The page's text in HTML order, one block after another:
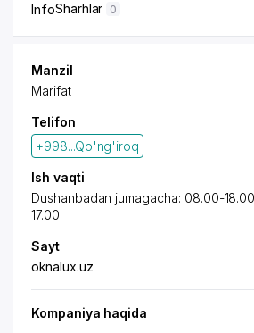
InfoSharhlar 0
Manzil
Marifat
Telifon
+998...Qo'ng'iroq
Ish vaqti
Dushanbadan jumagacha: 08.00-
17.00
Sayt
oknalux.uz
Kompaniya haqida